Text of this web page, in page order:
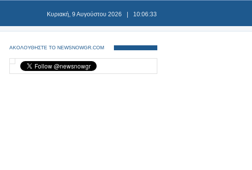
Κυριακή, 9 Αυγούστου 2026 10:06:33
ΑΚΟΛΟΥΘΗΣΤΕ ΤΟ NEWSNOWGR.COM